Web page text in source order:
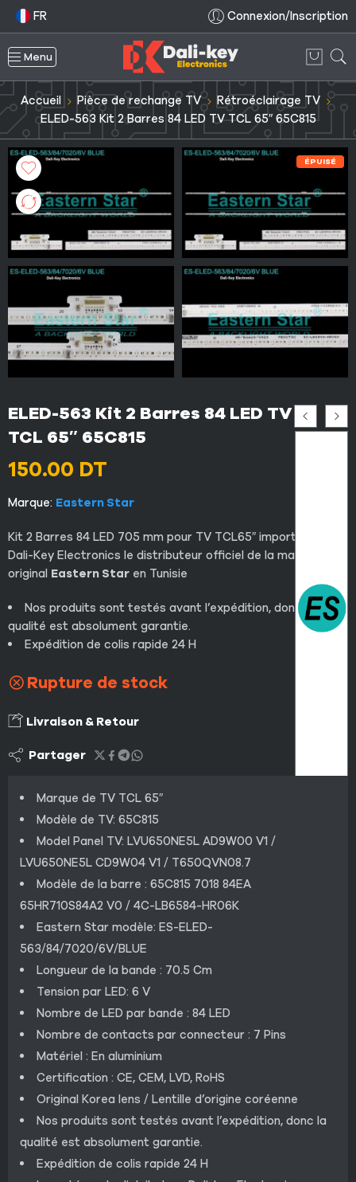
FR Connexion/Inscription
Menu
Accueil Pièce de rechange TV
Rétroéclairage TV
ELED-563 Kit 2 Barres 84 LED TV TCL 65″ 65C815
ÉPUISÉ
ELED-563 Kit 2 Barres 84 LED TV
TCL 65″ 65C815
150.00 DT
Marque: Eastern Star
Kit 2 Barres 84 LED 705 mm pour TV TCL65″ importé par
Dali-Key Electronics le distributeur officiel de la marque
original Eastern Star en Tunisie
Nos produits sont testés avant l’expédition, donc la
qualité est absolument garantie.
Expédition de colis rapide 24 H
Rupture de stock
Livraison & Retour
Partager
Marque de TV TCL 65″
Modèle de TV: 65C815
Model Panel TV: LVU650NE5L AD9W00 V1 /
LVU650NE5L CD9W04 V1 / T650QVN08.7
Modèle de la barre : 65C815 7018 84EA
65HR710S84A2 V0 / 4C-LB6584-HR06K
Eastern Star modèle: ES-ELED-
563/84/7020/6V/BLUE
Longueur de la bande : 70.5 Cm
Tension par LED: 6 V
Nombre de LED par bande : 84 LED
Nombre de contacts par connecteur : 7 Pins
Matériel : En aluminium
Certification : CE, CEM, LVD, RoHS
Original Korea lens / Lentille d’origine coréenne
Nos produits sont testés avant l’expédition, donc la
qualité est absolument garantie.
Expédition de colis rapide 24 H